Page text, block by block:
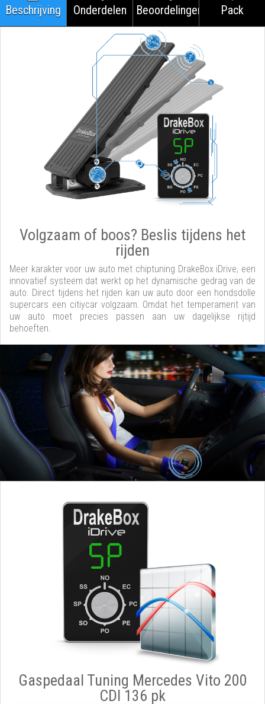
Beschrijving Onderdelen Beoordelingen Pack
Volgzaam of boos? Beslis tijdens het
rijden
Meer karakter voor uw auto met chiptuning DrakeBox iDrive, een
innovatief systeem dat werkt op het dynamische gedrag van de
auto. Direct tijdens het rijden kan uw auto door een hondsdolle
supercars een citiycar volgzaam. Omdat het temperament van
uw auto moet precies passen aan uw dagelijkse rijtijd
behoeften.
Gaspedaal Tuning Mercedes Vito 200
CDI 136 pk